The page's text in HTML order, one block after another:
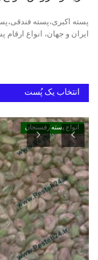
دانستنیهای پـسـتـه
پسته اکبری،پسته
ایران و جهان، انواع
انتخاب یک پُست
انواع پسته رفسنجان